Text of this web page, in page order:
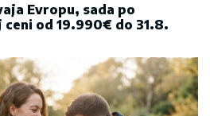
Evropu, sada po
od 19.990€ do 31.8.